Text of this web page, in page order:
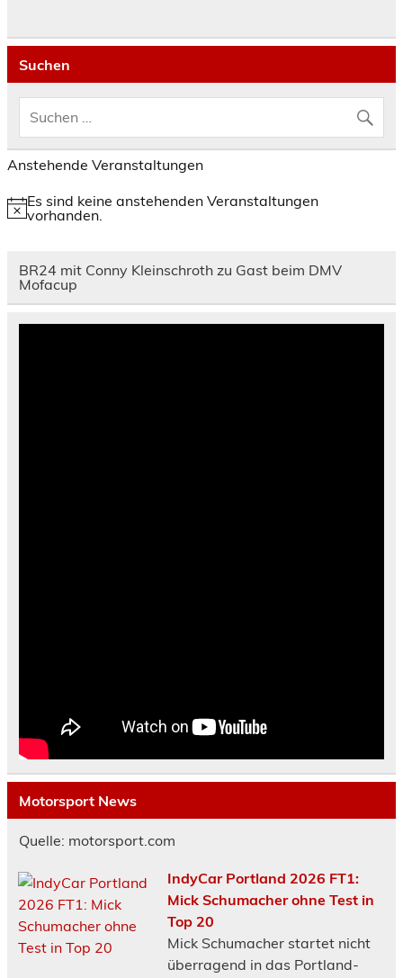
Suchen
Anstehende Veranstaltungen
Hinweis
Es sind keine anstehenden Veranstaltungen
vorhanden.
BR24 mit Conny Kleinschroth zu Gast beim DMV
Mofacup
Motorsport News
Quelle: motorsport.com
IndyCar Portland 2026 FT1:
Mick Schumacher ohne Test in
Top 20
Mick Schumacher startet nicht
überragend in das Portland-